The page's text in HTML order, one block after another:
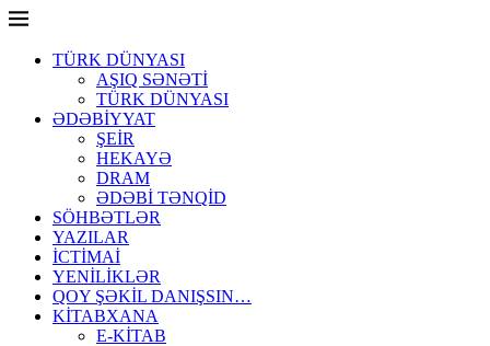
TÜRK DÜNYASI
AŞIQ SƏNƏTİ
TÜRK DÜNYASI
ƏDƏBİYYAT
ŞEİR
HEKAYƏ
DRAM
ƏDƏBİ TƏNQİD
SÖHBƏTLƏR
YAZILAR
İCTİMAİ
YENİLİKLƏR
QOY ŞƏKİL DANIŞSIN…
KİTABXANA
E-KİTAB